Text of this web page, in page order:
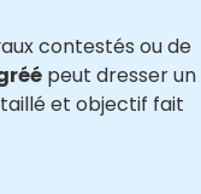
contestés ou de
peut dresser un
et objectif fait